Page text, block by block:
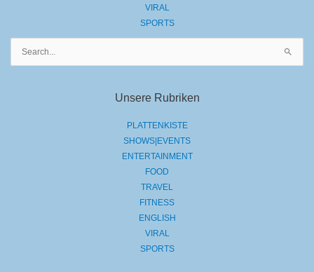
VIRAL
SPORTS
Unsere Rubriken
PLATTENKISTE
SHOWS|EVENTS
ENTERTAINMENT
FOOD
TRAVEL
FITNESS
ENGLISH
VIRAL
SPORTS